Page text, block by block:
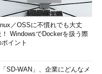
／OSSに不慣れでも大丈
！ WindowsでDockerを扱う際
ポイント
SD-WAN」、企業にどんなメ